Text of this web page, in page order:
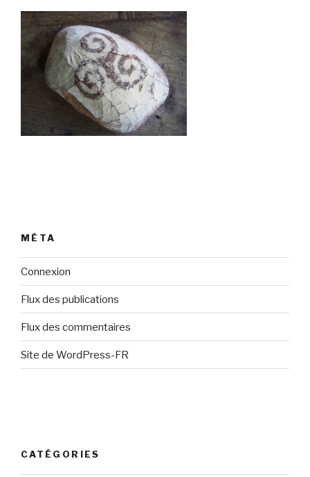
MÉTA
Connexion
Flux des publications
Flux des commentaires
Site de WordPress-FR
CATÉGORIES